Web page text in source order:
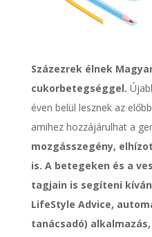
Százezrek élnek
cukorbetegséggel.
éven belül lesznek az
amihez hozzájárulhat a
mozgásszegény,
is. A betegeken és a
tagjain is segíteni
LifeStyle Advice,
tanácsadó)